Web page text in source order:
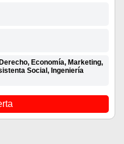
Economía, Marketing,
Social, Ingeniería